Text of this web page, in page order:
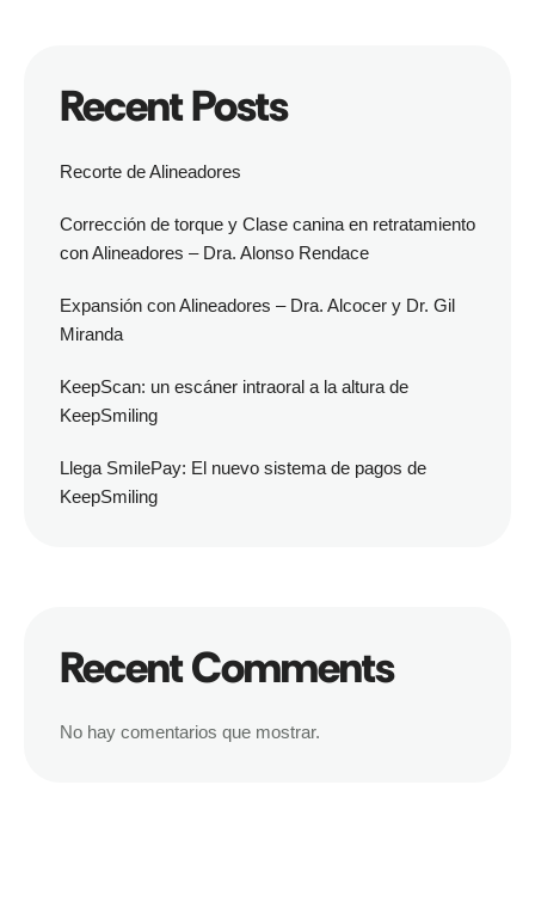
Recent Posts
Recorte de Alineadores
Corrección de torque y Clase canina en retratamiento
con Alineadores – Dra. Alonso Rendace
Expansión con Alineadores – Dra. Alcocer y Dr. Gil
Miranda
KeepScan: un escáner intraoral a la altura de
KeepSmiling
Llega SmilePay: El nuevo sistema de pagos de
KeepSmiling
Recent Comments
No hay comentarios que mostrar.